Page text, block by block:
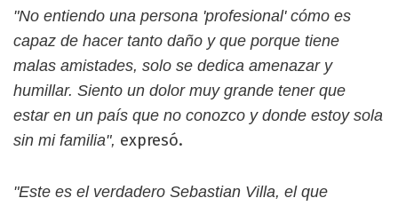
"No entiendo una persona 'profesional' cómo es
capaz de hacer tanto daño y que porque tiene
malas amistades, solo se dedica amenazar y
humillar. Siento un dolor muy grande tener que
estar en un país que no conozco y donde estoy sola
sin mi familia", expresó.
"Este es el verdadero Sebastian Villa, el que